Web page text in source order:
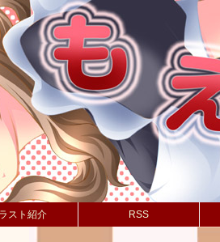
スト紹介 RSS